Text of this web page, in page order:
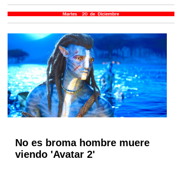
No es broma hombre muere
viendo 'Avatar 2'